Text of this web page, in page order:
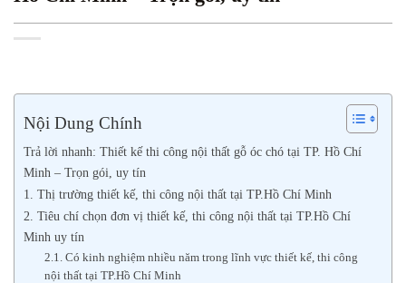
Nội Dung Chính
Trả lời nhanh: Thiết kế thi công nội thất gỗ óc chó tại TP. Hồ Chí
Minh – Trọn gói, uy tín
1. Thị trường thiết kế, thi công nội thất tại TP.Hồ Chí Minh
2. Tiêu chí chọn đơn vị thiết kế, thi công nội thất tại TP.Hồ Chí
Minh uy tín
2.1. Có kinh nghiệm nhiều năm trong lĩnh vực thiết kế, thi công
nội thất tại TP.Hồ Chí Minh